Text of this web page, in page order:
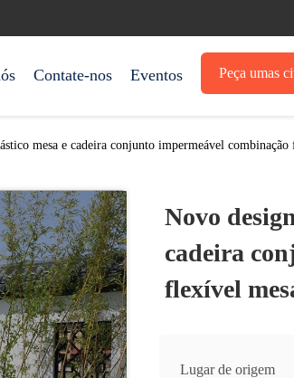
Contate-nos Eventos Peça umas
mesa e cadeira conjunto impermeável
Novo
cadeira
flexível
Lugar de origem